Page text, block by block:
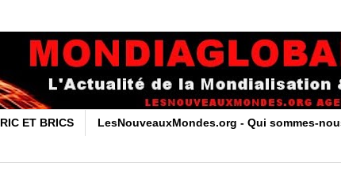
ET BRICS LesNouveauxMondes.org - Qui sommes-